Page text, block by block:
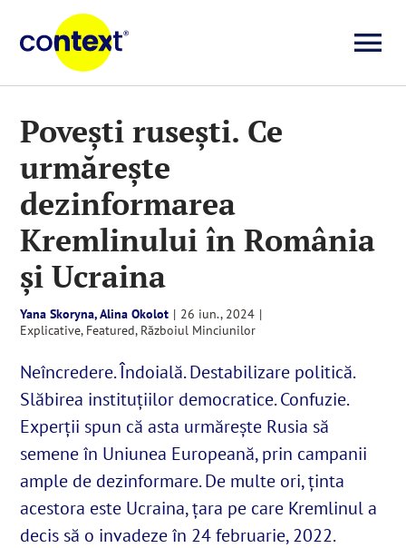
content
Știri
Seriale
Video
Despre noi
English
Povești rusești. Ce
urmărește
dezinformarea
Kremlinului în România
și Ucraina
Yana Skoryna, Alina Okolot | 26 iun., 2024 |
Explicative, Featured, Războiul Minciunilor
Neîncredere. Îndoială. Destabilizare politică.
Slăbirea instituțiilor democratice. Confuzie.
Experții spun că asta urmărește Rusia să
semene în Uniunea Europeană, prin campanii
ample de dezinformare. De multe ori, ținta
acestora este Ucraina, țara pe care Kremlinul a
decis să o invadeze în 24 februarie, 2022.